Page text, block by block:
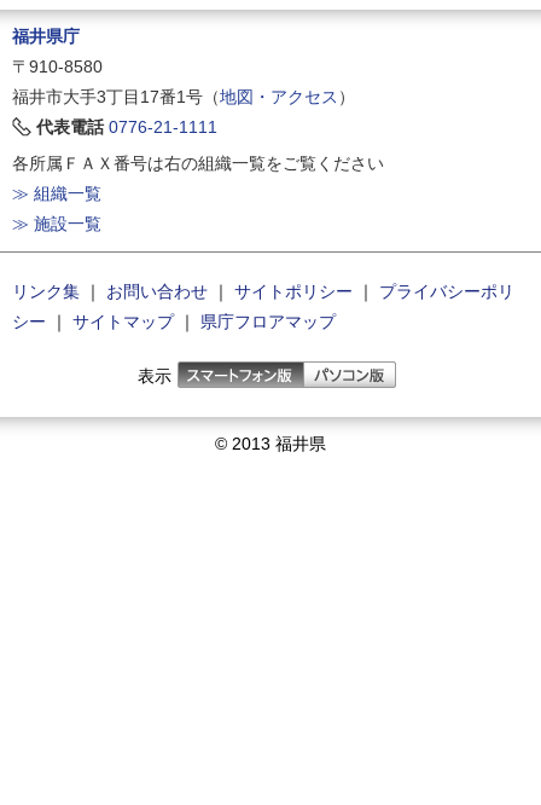
福井県庁
〒910-8580
福井市大手3丁目17番1号（地図・アクセス ）
代表電話 0776-21-1111
各所属ＦＡＸ番号は右の組織一覧をご覧ください
≫ 組織一覧
≫ 施設一覧
リンク集 ｜ お問い合わせ ｜ サイトポリシー ｜
プライバシーポリ
シー ｜ サイトマップ｜ 県庁フロアマップ
表示
© 2013 福井県